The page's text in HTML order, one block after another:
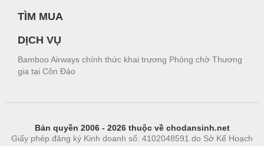
TÌM MUA
DỊCH VỤ
Bamboo Airways chính thức khai trương Phòng chờ Thương
gia tại Côn Đảo
Bản quyền 2006 - 2026 thuộc về chodansinh.net
Giấy phép đăng ký Kinh doanh số: 4102048591 do Sở Kế Hoạch